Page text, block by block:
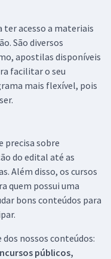
ter acesso a materiais
São diversos
apostilas disponíveis
facilitar o seu
mais flexível, pois
precisa sobre
do edital até as
Além disso, os cursos
quem possui uma
bons conteúdos para
nossos conteúdos:
públicos,